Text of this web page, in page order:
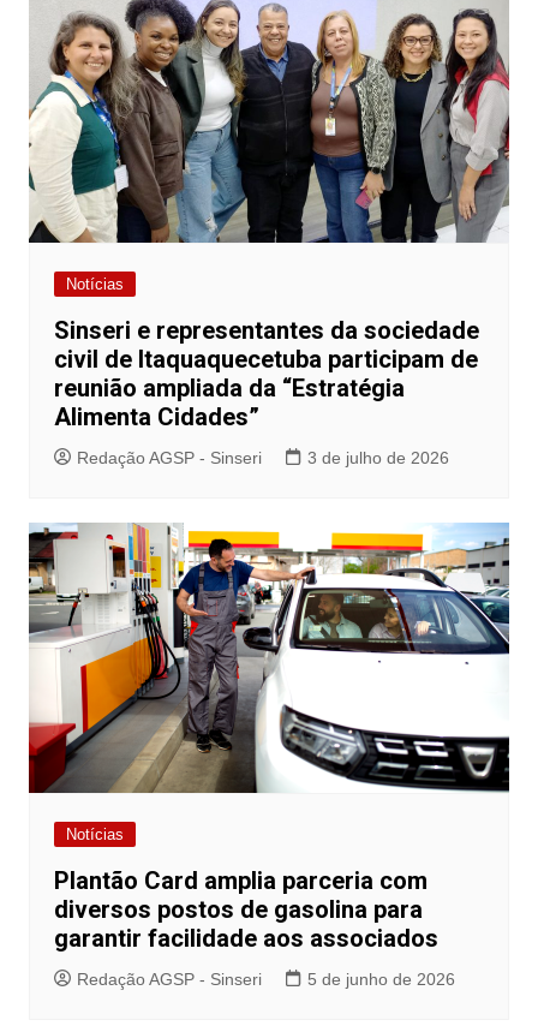
Notícias
Sinseri e representantes da sociedade
civil de Itaquaquecetuba participam de
reunião ampliada da “Estratégia
Alimenta Cidades”
Redação AGSP - Sinseri 3 de julho de 2026
Notícias
Plantão Card amplia parceria com
diversos postos de gasolina para
garantir facilidade aos associados
Redação AGSP - Sinseri 5 de junho de 2026